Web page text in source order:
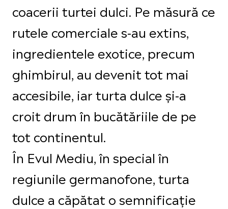
coacerii turtei dulci. Pe măsură ce
rutele comerciale s-au extins,
ingredientele exotice, precum
ghimbirul, au devenit tot mai
accesibile, iar turta dulce și-a
croit drum în bucătăriile de pe
tot continentul.
În Evul Mediu, în special în
regiunile germanofone, turta
dulce a căpătat o semnificație